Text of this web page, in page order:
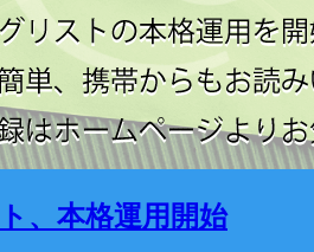
、本格運用開始